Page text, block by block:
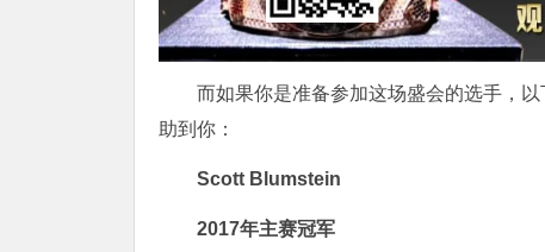
而如果你是准备参加这场盛会的选手，
助到你：
Scott Blumstein
2017年主赛冠军